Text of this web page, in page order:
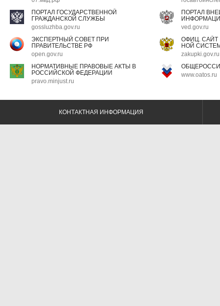
ПОРТАЛ ГОСУДАРСТВЕННОЙ
ГРАЖДАНСКОЙ СЛУЖБЫ
gossluzhba.gov.ru
ПОРТАЛ
ved.gov.ru
ЭКСПЕРТНЫЙ СОВЕТ ПРИ
ПРАВИТЕЛЬСТВЕ РФ
open.gov.ru
ОФИЦ.
НОЙ
zakupki.gov.ru
НОРМАТИВНЫЕ ПРАВОВЫЕ АКТЫ В
РОССИЙСКОЙ ФЕДЕРАЦИИ
pravo.minjust.ru
www.oatos.ru
КОНТАКТНАЯ ИНФОРМАЦИЯ